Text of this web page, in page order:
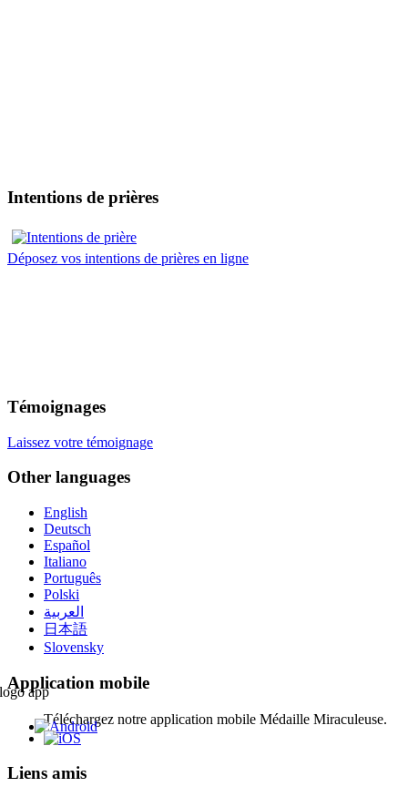
Intentions de prières
Déposez vos intentions de prières en ligne
Témoignages
Laissez votre témoignage
Other languages
English
Deutsch
Español
Italiano
Português
Polski
العربية
日本語
Slovensky
Application mobile
Téléchargez notre application mobile Médaille Miraculeuse.
Liens amis